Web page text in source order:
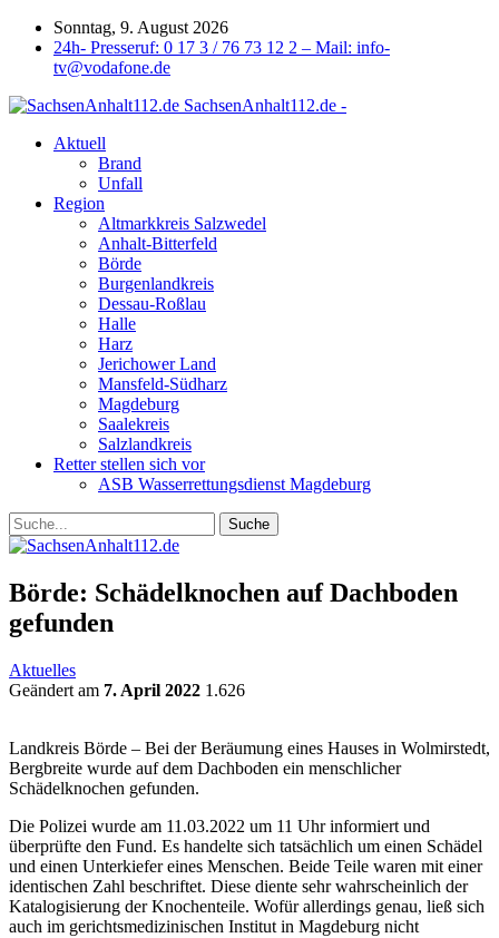
Sonntag, 9. August 2026
24h- Presseruf: 0 17 3 / 76 73 12 2 – Mail: info-
tv@vodafone.de
SachsenAnhalt112.de -
Aktuell
Brand
Unfall
Region
Altmarkkreis Salzwedel
Anhalt-Bitterfeld
Börde
Burgenlandkreis
Dessau-Roßlau
Halle
Harz
Jerichower Land
Mansfeld-Südharz
Magdeburg
Saalekreis
Salzlandkreis
Retter stellen sich vor
ASB Wasserrettungsdienst Magdeburg
Börde: Schädelknochen auf Dachboden
gefunden
Aktuelles
Geändert am 7. April 2022 1.626
Landkreis Börde – Bei der Beräumung eines Hauses in Wolmirstedt,
Bergbreite wurde auf dem Dachboden ein menschlicher
Schädelknochen gefunden.
Die Polizei wurde am 11.03.2022 um 11 Uhr informiert und
überprüfte den Fund. Es handelte sich tatsächlich um einen Schädel
und einen Unterkiefer eines Menschen. Beide Teile waren mit einer
identischen Zahl beschriftet. Diese diente sehr wahrscheinlich der
Katalogisierung der Knochenteile. Wofür allerdings genau, ließ sich
auch im gerichtsmedizinischen Institut in Magdeburg nicht